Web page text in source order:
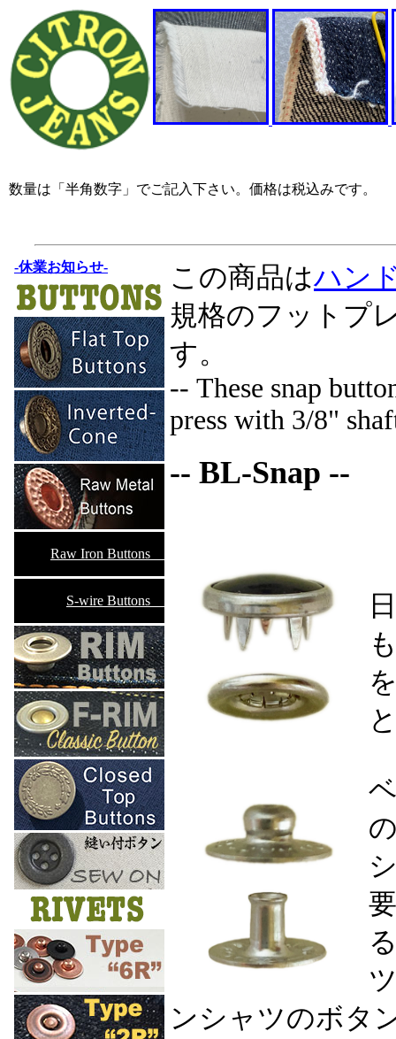
数量は「半角数字」でご記入下さい。価格は税込みです。
-休業お知らせ-
Raw Iron Buttons__
S-wire Buttons__
この商品はハン
規格のフットプ
す。
-- These snap
press with 3/8"
-- BL-Snap --
ンシャツのボタ